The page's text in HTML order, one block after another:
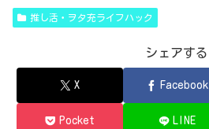
推し活・ヲタ充ライフハック
シェアする
X Facebook
Pocket LINE